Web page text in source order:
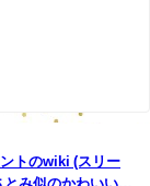
トのwiki (スリー
み似のかわいいイ